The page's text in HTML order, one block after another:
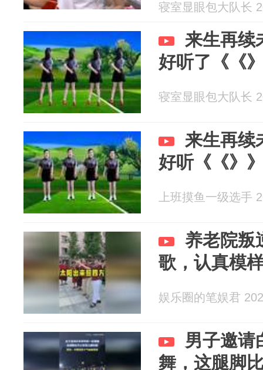
寝室显眼包大队长
来生再续
好听了《《
寝室显眼包大队长
来生再续
好听《《》
上班摸鱼一级选手
养老院叛
歌，认真模
娱乐圈的笔娱君
男子邀请
舞，这腿脚